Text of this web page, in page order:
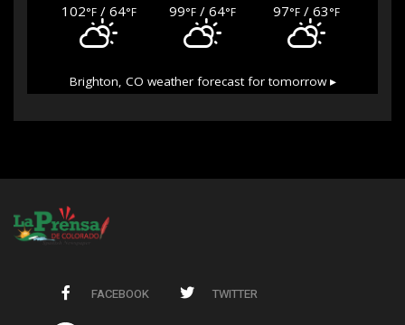
102°F/ 64°F 99°F/ 64°F 97°F/ 63°F
Brighton, CO weather forecast for tomorrow ▸
FACEBOOK TWITTER